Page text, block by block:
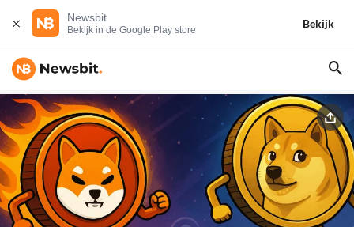
Newsbit
Bekijk in de Google Play store
Bekijk